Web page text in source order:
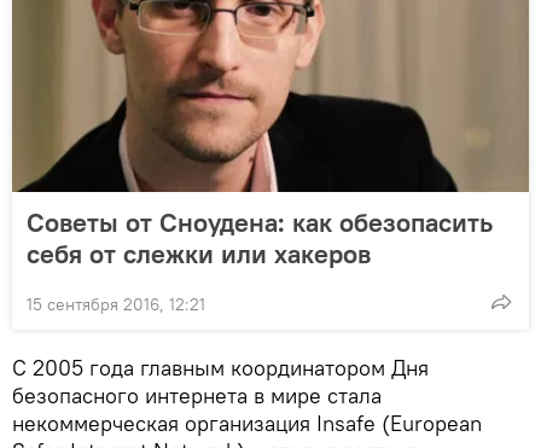
Советы от Сноудена: как обезопасить
себя от слежки или хакеров
15 сентября 2016, 12:21
С 2005 года главным координатором Дня
безопасного интернета в мире стала
некоммерческая организация Insafe (European